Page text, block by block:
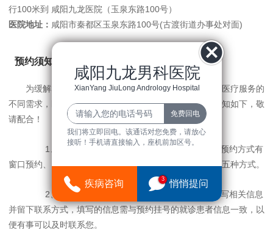
行100米到 咸阳九龙医院（玉泉东路100号）
医院地址： 咸阳市秦都区玉泉东路100号(古渡街道办事处对面)
预约须知
为缓解群众看病难，缩短候诊时间，满足广大患者对医疗服务的
不同需求，医院推出预约挂号服务。现将预约挂号须知告知如下，敬
请配合！
1、预约挂号服务覆盖专家、专科与普通门诊。预约方式有
窗口预约、自助预约、诊间预约、电话预约和网上预约等五种方式。
2、预约挂号一律采用实名制，请预约者据实填写相关信息
并留下联系方式，填写的信息需与预约挂号的就诊患者信息一致，以
便有事可以及时联系您。
咸阳九龙男科医院
XianYang JiuLong Andrology Hospital
我们将立即回电。该通话对您免费，请放心
接听！手机请直接输入，座机前加区号。
疾病咨询 3 悄悄提问